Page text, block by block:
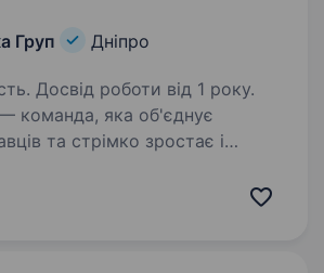
Груп Дніпро
Досвід роботи від 1 року.
команда, яка об'єднує
та стрімко зростає і
Запрошуємо до нас, —